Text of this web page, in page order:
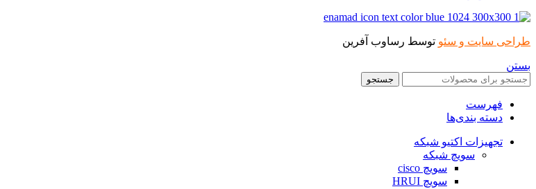
طراحی سایت و سئو توسط رساوب آفرین
بستن
جستجو
فهرست
دسته بندی‌ها
تجهیزات اکتیو شبکه
سویچ شبکه
سویچ cisco
سویچ HRUI